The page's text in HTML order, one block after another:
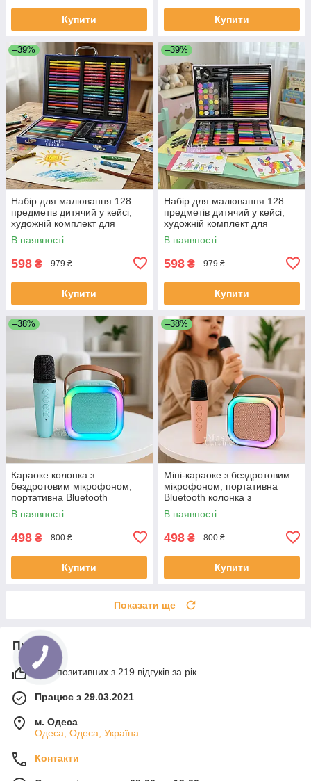
Купити Купити
–39%
Набір для малювання 128
предметів дитячий у кейсі,
художній комплект для
творчості Космонавт Синій,
ML-16926-Blue
В наявності
598 ₴ 979 ₴
Купити
–39%
Набір для малювання 128
предметів дитячий у кейсі,
художній комплект для
творчості Єдиноріг Рожевий,
ML-16926-Pink
В наявності
598 ₴ 979 ₴
Купити
–38%
Караоке колонка з
бездротовим мікрофоном,
портативна Bluetooth
акустика з USB, AUX, TF та
RGB підсвіткою, K12-2024-
В наявності
498 ₴ 800 ₴
Купити
–38%
Міні-караоке з бездротовим
мікрофоном, портативна
Bluetooth колонка з
підсвіткою RGB, USB, TF, AUX
Рожева, Mikr-K12-Pink
В наявності
498 ₴ 800 ₴
Купити
Показати ще
Про нас
99% позитивних з 219 відгуків за рік
Працює з 29.03.2021
м. Одеса
Одеса, Одеса, Україна
Контакти